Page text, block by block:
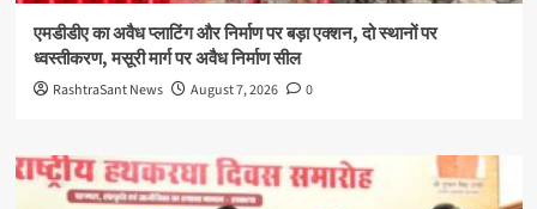
एमडीडीए का अवैध प्लाटिंग और निर्माण पर बड़ा एक्शन, दो स्थानों पर
ध्वस्तीकरण, मसूरी मार्ग पर अवैध निर्माण सील
RashtraSant News August 7, 2026 0